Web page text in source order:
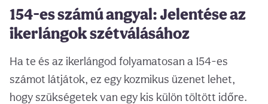
154-es számú angyal: Jelentése az
ikerlángok szétválásához
Ha te és az ikerlángod folyamatosan a 154-es
számot látjátok, ez egy kozmikus üzenet lehet,
hogy szükségetek van egy kis külön töltött időre.